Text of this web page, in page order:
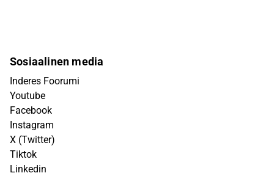
Sosiaalinen media
Inderes Foorumi
Youtube
Facebook
Instagram
X (Twitter)
Tiktok
Linkedin